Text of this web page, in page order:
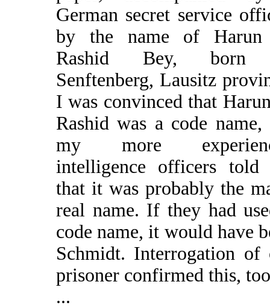
German secret service
by the name of
Rashid Bey,
Senftenberg, Lausitz
I was convinced that
Rashid was a code name,
my more
intelligence officers told
that it was probably the
real name. If they had
code name, it would have
Schmidt. Interrogation of
prisoner confirmed this,
...